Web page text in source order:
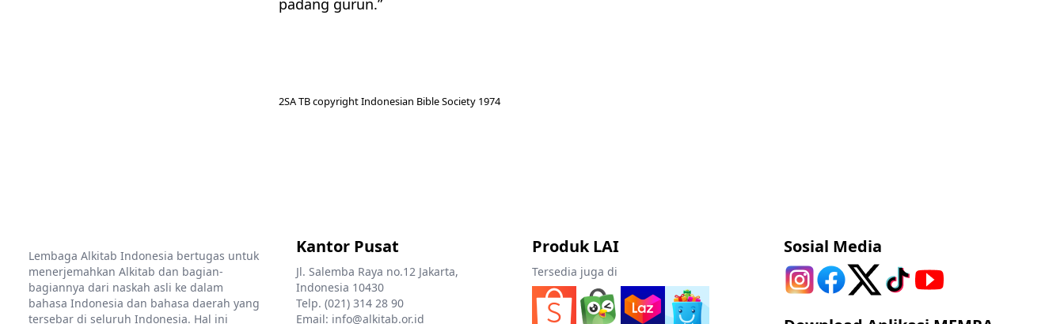
2SA TB copyright Indonesian Bible Society 1974
Lembaga Alkitab Indonesia bertugas untuk
menerjemahkan Alkitab dan bagian-
bagiannya dari naskah asli ke dalam
bahasa Indonesia dan bahasa daerah yang
tersebar di seluruh Indonesia. Hal ini
Kantor Pusat
Jl. Salemba Raya no.12 Jakarta,
Indonesia 10430
Telp. (021) 314 28 90
Email: info@alkitab.or.id
Produk LAI
Tersedia juga di
Sosial Media